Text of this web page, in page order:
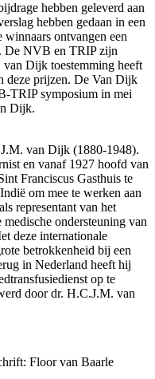
hebben geleverd aan
hebben gedaan in een
ontvangen een
De NVB en TRIP zijn
Dijk toestemming heeft
deze prijzen. De Van Dijk
TRIP symposium in mei
Dijk.
van Dijk (1880-1948).
en vanaf 1927 hoofd van
Franciscus Gasthuis te
om mee te werken aan
representant van het
ondersteuning van
deze internationale
betrokkenheid bij een
in Nederland heeft hij
op te
door dr. H.C.J.M. van
Floor van Baarle